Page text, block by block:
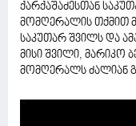
ქარქაშაძესთან
მომღერალის თქმით
საკუთარ შვილს და
მისი შვილი, მარიკო
მომღერალს ძალიან